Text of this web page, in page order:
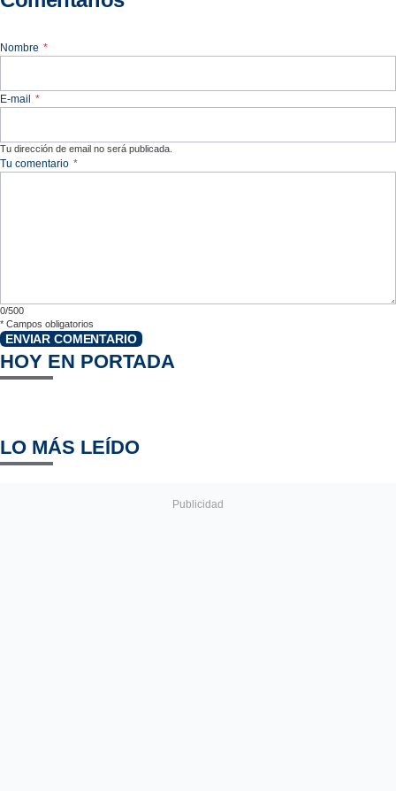
Nombre *
E-mail *
Tu dirección de email no será publicada.
Tu comentario *
0/500
* Campos obligatorios
ENVIAR COMENTARIO
HOY EN PORTADA
LO MÁS LEÍDO